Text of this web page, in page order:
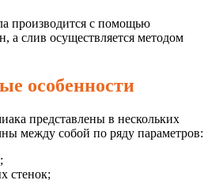
производится с помощью
а слив осуществляется методом
особенности
представлены в нескольких
между собой по ряду параметров:
стенок;